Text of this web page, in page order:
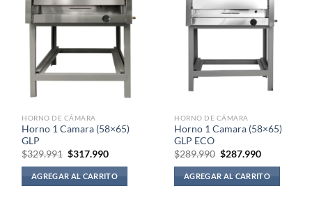
HORNO DE CÁMARA
Horno 1 Camara (58×65)
GLP
$329.991 El
original
era:
$329.991.
$317.990El
actual
es:
$317.990.
AGREGAR AL CARRITO
HORNO DE CÁMARA
Horno 1 Camara (58×65)
GLP ECO
$289.990 El
original
era:
$289.990.
$287.990El
actual
es:
$287.990.
AGREGAR AL CARRITO